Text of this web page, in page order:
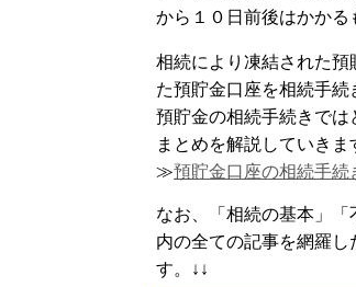
から１０日前後はかかる
相続により凍結された
た預貯金口座を相続手
預貯金の相続手続きで
まとめを解説していきま
≫預貯金口座の相続手続
なお、「相続の基本」
内の全ての記事を網羅
す。↓↓